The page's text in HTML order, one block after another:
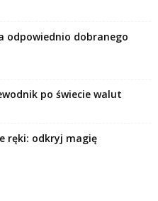
odpowiednio dobranego
po świecie walut
ręki: odkryj magię